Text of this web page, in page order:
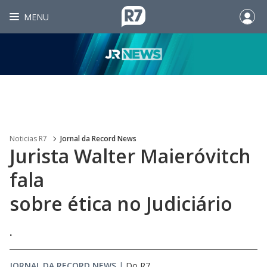
MENU
Noticias R7 Jornal da Record News
Jurista Walter Maieróvitch
fala
sobre ética no Judiciário
.